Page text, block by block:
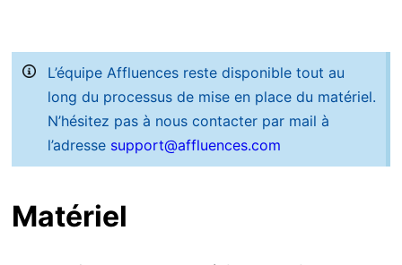
L’équipe Affluences reste disponible tout au
long du processus de mise en place du matériel.
N’hésitez pas à nous contacter par mail à
l’adresse support@affluences.com
Matériel